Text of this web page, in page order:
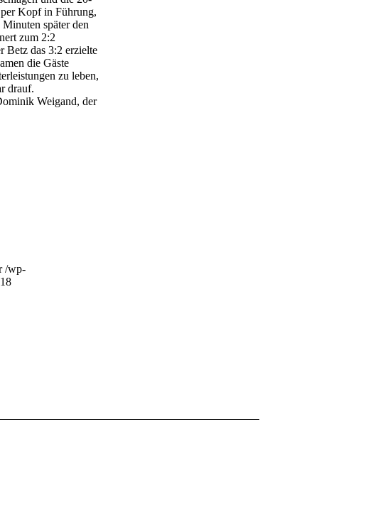
Kopf in Führung,
später den
zum 2:2
Betz das 3:2 erzielte
die Gäste
zu leben,
drauf.
Weigand, der
/wp-